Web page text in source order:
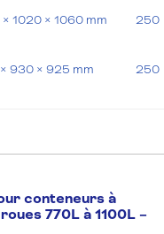
1020 × 1060 mm 250
930 × 925 mm 250
conteneurs à
770L à 1100L –